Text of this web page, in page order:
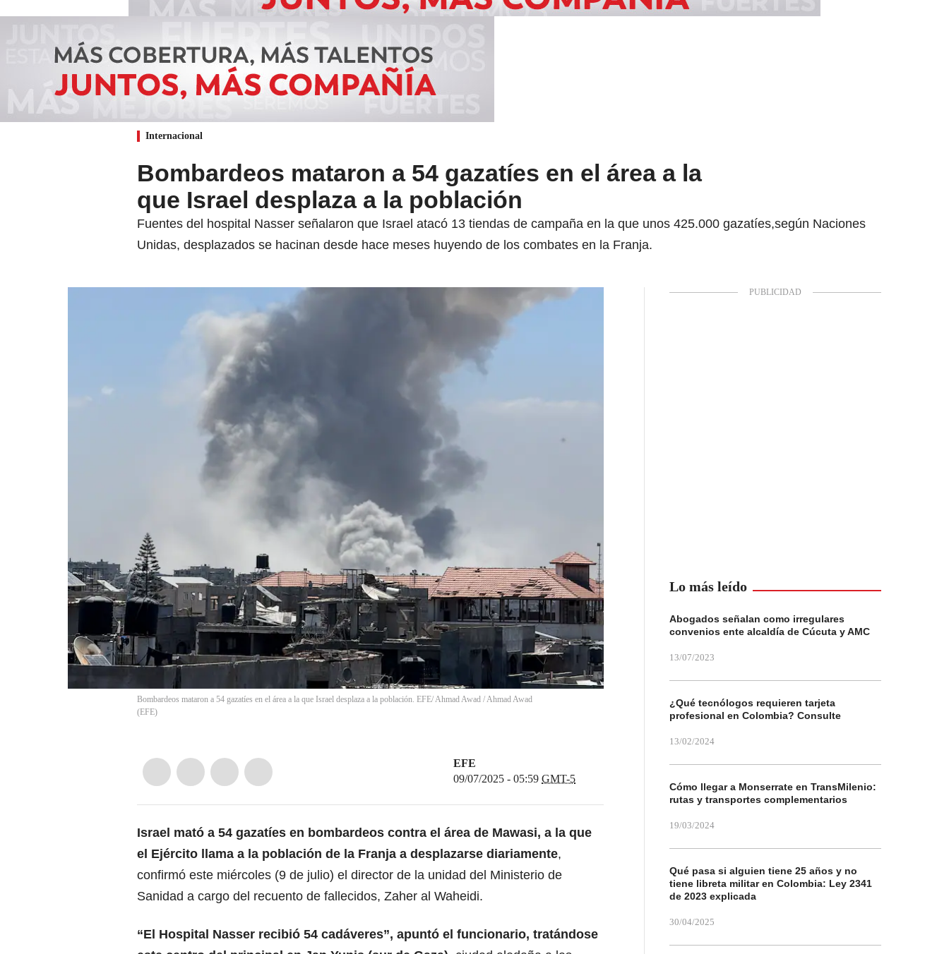
Internacional
Bombardeos mataron a 54 gazatíes en el área a la
que Israel desplaza a la población
Fuentes del hospital Nasser señalaron que Israel atacó 13 tiendas de campaña en la que unos 425.000 gazatíes,según Naciones
Unidas, desplazados se hacinan desde hace meses huyendo de los combates en la Franja.
Bombardeos mataron a 54 gazatíes en el área a la que Israel desplaza a la población. EFE/ Ahmad Awad /Ahmad Awad
(EFE)
EFE
09/07/2025 - 05:59 GMT-5
Israel mató a 54 gazatíes en bombardeos contra el área de Mawasi, a la que
el Ejército llama a la población de la Franja a desplazarse diariamente,
confirmó este miércoles (9 de julio) el director de la unidad del Ministerio de
Sanidad a cargo del recuento de fallecidos, Zaher al Waheidi.
“El Hospital Nasser recibió 54 cadáveres”, apuntó el funcionario, tratándose
Lo más leído
Abogados señalan como irregulares
convenios ente alcaldía de Cúcuta y AMC
13/07/2023
¿Qué tecnólogos requieren tarjeta
profesional en Colombia? Consulte
13/02/2024
Cómo llegar a Monserrate en TransMilenio:
rutas y transportes complementarios
19/03/2024
Qué pasa si alguien tiene 25 años y no
tiene libreta militar en Colombia: Ley 2341
de 2023 explicada
30/04/2025